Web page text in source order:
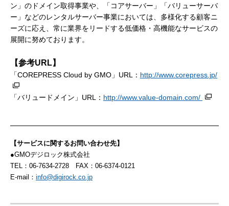
ン」のドメイン取得事業や、「コアサーバー」「バリューサーバ
ー」などのレンタルサーバー事業においては、多様化する顧客ニ
ーズに応え、常に業界をリードする低価格・高機能なサービスの
展開に努めております。
【参考URL】
「COREPRESS Cloud by GMO」URL： http://www.corepress.jp/
「バリュードメイン」URL： http://www.value-domain.com/
【サービスに関するお問い合わせ先】
●GMOデジロック株式会社
TEL：06-7634-2728 FAX：06-6374-0121
E-mail： info@digirock.co.jp